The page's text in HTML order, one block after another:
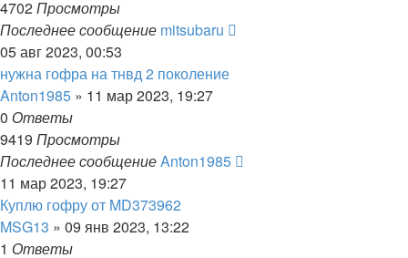
4702Просмотры
Последнее сообщение mitsubaru
05 авг 2023, 00:53
нужна гофра на тнвд 2 поколение
Anton1985 » 11 мар 2023, 19:27
0 Ответы
9419 Просмотры
Последнее сообщениеAnton1985
11 мар 2023, 19:27
Куплю гофру от MD373962
MSG13 » 09 янв 2023, 13:22
1 Ответы